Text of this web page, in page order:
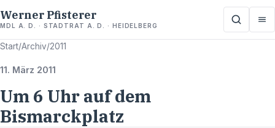
Werner Pfisterer
MDL A. D. · STADTRAT A. D. · HEIDELBERG
Start/Archiv/2011
11. März 2011
Um 6 Uhr auf dem
Bismarckplatz